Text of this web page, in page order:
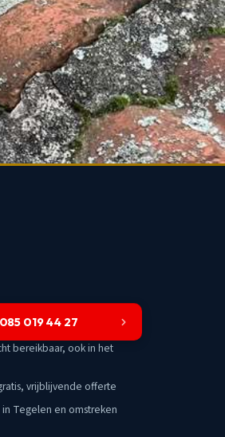
019 44 27
bereikbaar, ook in het
vrijblijvende offerte
Tegelen en omstreken